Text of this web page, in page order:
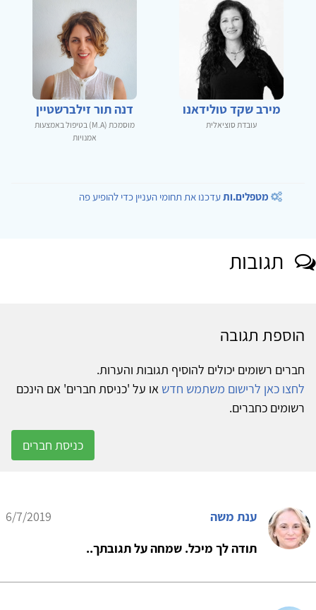
מירב שקד טולידאנו
עובדת סוציאלית
דנה תור זילברשטיין
מוסמכת (M.A) בטיפול באמצעות
אמנויות
מטפלים.ותעדכנו את תחומי העניין כדי להופיע פה
תגובות
הוספת תגובה
חברים רשומים יכולים להוסיף תגובות והערות.
לחצו כאן לרישום משתמש חדש או על 'כניסת חברים' אם הינכם
רשומים כחברים.
כניסת חברים
ענת משה
6/7/2019
תודה לך מיכל. שמחה על תגובתך..